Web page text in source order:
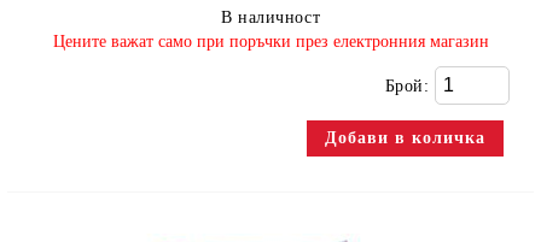
В наличност
​Цените важат само при поръчки през електронния магазин
Брой: